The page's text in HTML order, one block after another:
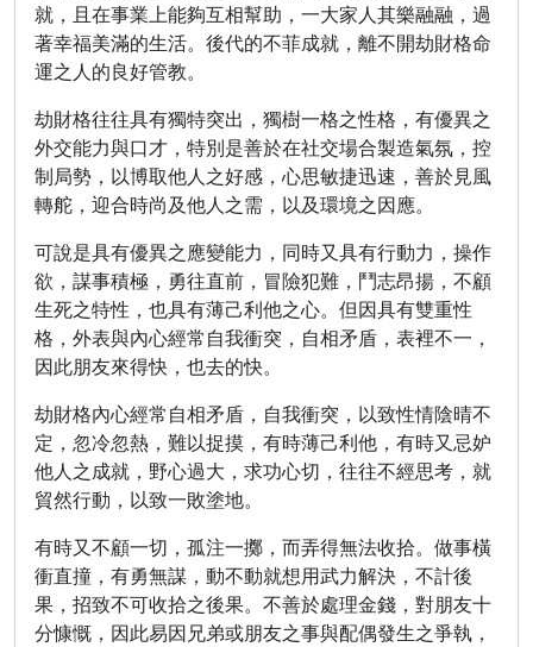
就，且在事業上能夠互相幫助，一大家人其樂融融，過
著幸福美滿的生活。後代的不菲成就，離不開劫財格命
運之人的良好管教。
劫財格往往具有獨特突出，獨樹一格之性格，有優異之
外交能力與口才，特別是善於在社交場合製造氣氛，控
制局勢，以博取他人之好感，心思敏捷迅速，善於見風
轉舵，迎合時尚及他人之需，以及環境之因應。
可說是具有優異之應變能力，同時又具有行動力，操作
欲，謀事積極，勇往直前，冒險犯難，鬥志昂揚，不顧
生死之特性，也具有薄己利他之心。但因具有雙重性
格，外表與內心經常自我衝突，自相矛盾，表裡不一，
因此朋友來得快，也去的快。
劫財格內心經常自相矛盾，自我衝突，以致性情陰晴不
定，忽冷忽熱，難以捉摸，有時薄己利他，有時又忌妒
他人之成就，野心過大，求功心切，往往不經思考，就
貿然行動，以致一敗塗地。
有時又不顧一切，孤注一擲，而弄得無法收拾。做事橫
衝直撞，有勇無謀，動不動就想用武力解決，不計後
果，招致不可收拾之後果。不善於處理金錢，對朋友十
分慷慨，因此易因兄弟或朋友之事與配偶發生之爭執，